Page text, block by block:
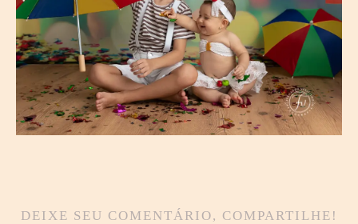
DEIXE SEU COMENTÁRIO, COMPARTILHE!